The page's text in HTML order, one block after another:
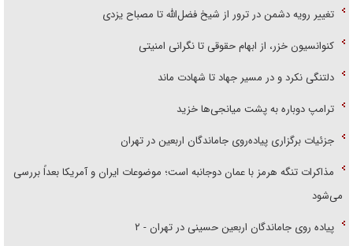
تغییر رویه دشمن در ترور از شیخ فضل‌الله تا مصباح یزدی
کنوانسیون خزر، از ابهام حقوقی تا نگرانی امنیتی
دلتنگی نکرد و در مسیر جهاد تا شهادت ماند
ترامپ دوباره به پشت میانجی‌ها خزید
جزئیات برگزاری پیاده‌روی جاماندگان اربعین در تهران
مذاکرات تنگه هرمز با عمان دوجانبه است؛ موضوعات ایران و آمریکا بعداً بررسی
می‌شود
پیاده روی جاماندگان اربعین حسینی در تهران - ۲